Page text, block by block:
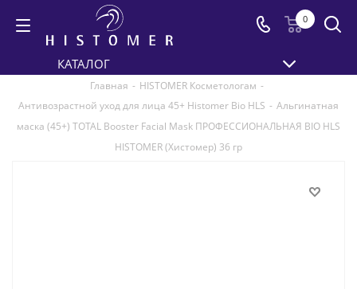
0
КАТАЛОГ
Главная - HISTOMER Косметологам -
Антивозрастной уход для лица 45+ Histomer Bio HLS - Альгинатная
маска (45+) TOTAL Booster Facial Mask ПРОФЕССИОНАЛЬНАЯ BIO HLS
HISTOMER (Хистомер) 36 гр